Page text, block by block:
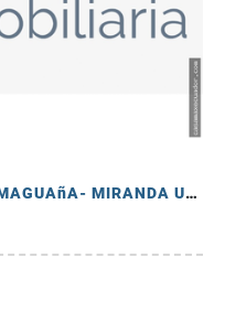
VENDO TERRENO 61.422 M2 AMAGUAñA- MIRANDA USO MULTIPLE